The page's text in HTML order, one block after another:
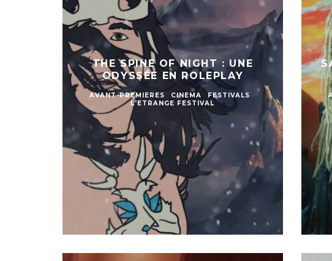
THE SPINE OF NIGHT : UNE
ODYSSÉE EN ROLEPLAY
AVANT-PREMIERES CINEMA
FESTIVALS
L'ETRANGE FESTIVAL